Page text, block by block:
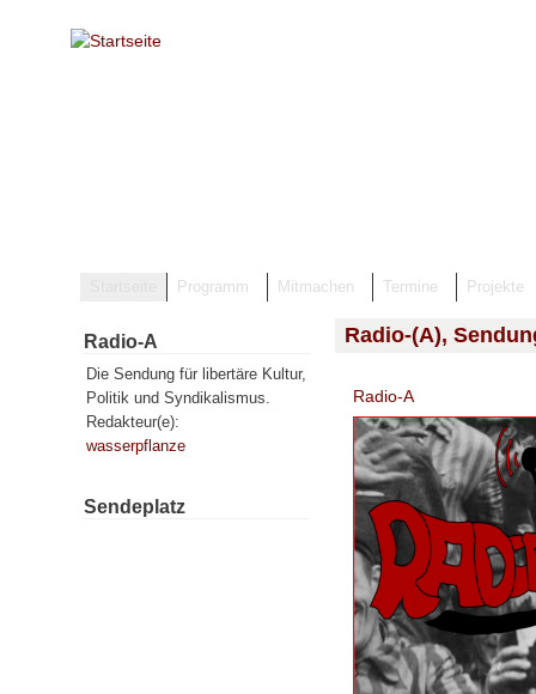
Direkt zum Inhalt
Programm Mitmachen Termine Projekte
Radio-A
Die Sendung für libertäre Kultur,
Politik und Syndikalismus.
Redakteur(e):
wasserpflanze
Sendeplatz
Radio-(A),
Radio-A